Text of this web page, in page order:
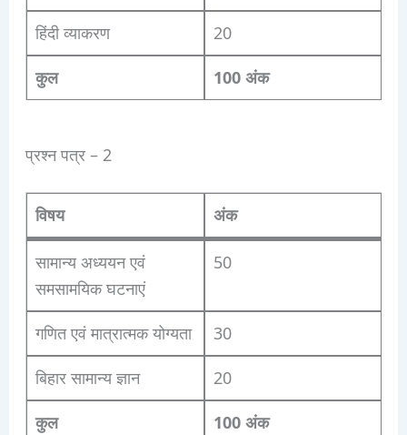
हिंदी व्याकरण 20
कुल 100 अंक
प्रश्न पत्र – 2
विषय अंक
सामान्य अध्ययन एवं
समसामयिक घटनाएं
50
गणित एवं मात्रात्मक योग्यता 30
बिहार सामान्य ज्ञान 20
कुल 100 अंक